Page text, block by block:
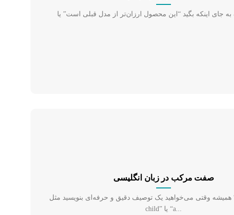
صفت مرکب در زبان انگلیسی
همیشه وقتی می‌خواهید یک توصیف دقیق و حرفه‌ای بنویسید مثل “a five-year-old
child” یا “a...